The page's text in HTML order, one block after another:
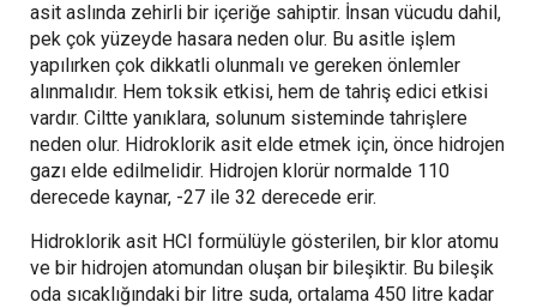
asit aslında zehirli bir içeriğe sahiptir. İnsan vücudu dahil,
pek çok yüzeyde hasara neden olur. Bu asitle işlem
yapılırken çok dikkatli olunmalı ve gereken önlemler
alınmalıdır. Hem toksik etkisi, hem de tahriş edici etkisi
vardır. Ciltte yanıklara, solunum sisteminde tahrişlere
neden olur. Hidroklorik asit elde etmek için, önce hidrojen
gazı elde edilmelidir. Hidrojen klorür normalde 110
derecede kaynar, -27 ile 32 derecede erir.
Hidroklorik asit HCI formülüyle gösterilen, bir klor atomu
ve bir hidrojen atomundan oluşan bir bileşiktir. Bu bileşik
oda sıcaklığındaki bir litre suda, ortalama 450 litre kadar